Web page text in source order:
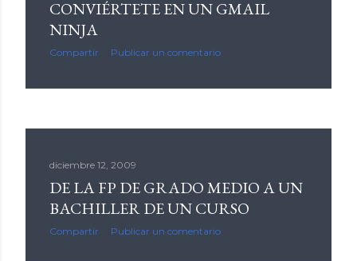
CONVIÉRTETE EN UN GMAIL
NINJA
Compartir Publicar un comentario
diciembre 12, 2009
DE LA FP DE GRADO MEDIO A UN
BACHILLER DE UN CURSO
Compartir Publicar un comentario